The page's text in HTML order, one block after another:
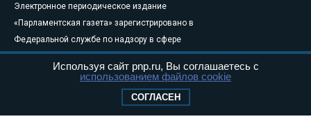
Электронное периодическое издание
«Парламентская газета» зарегистрировано в
Федеральной службе по надзору в сфере
связи, информационных технологий и
массовых коммуникаций (Роскомнадзор) 05
Свидетельство о регистрации Эл № ФС77-
Используя сайт pnp.ru, Вы соглашаетесь с
использованием файлов cookie
СОГЛАСЕН